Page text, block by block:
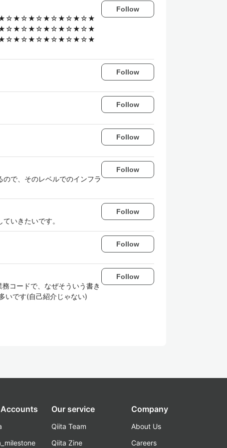
Follow
Follow
Follow
Follow
で、そのレベルでのインフラ
Follow
いきたいです。
Follow
Follow
コードで、なぜそういう書き
いです(自己紹介じゃない)
Follow
Our service
Qiita Team
Qiita Zine
Company
About Us
Careers